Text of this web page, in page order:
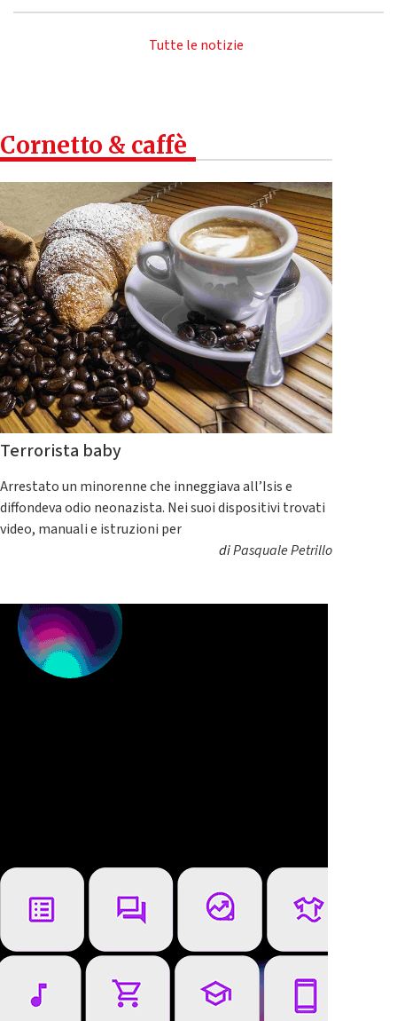
Tutte le notizie
Cornetto & caffè
Terrorista baby
Arrestato un minorenne che inneggiava all’Isis e
diffondeva odio neonazista. Nei suoi dispositivi trovati
video, manuali e istruzioni per
diPasquale Petrillo